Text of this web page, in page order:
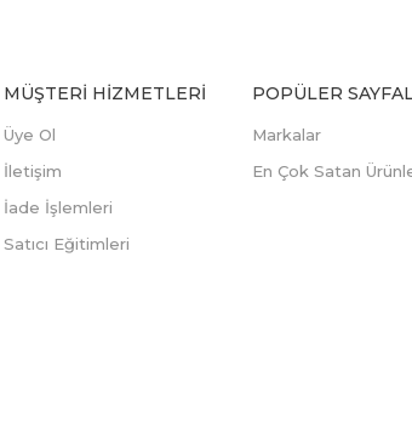
MÜŞTERI HIZMETLERI
Üye Ol
İletişim
İade İşlemleri
Satıcı Eğitimleri
POPÜLER
Markalar
En Çok Satan